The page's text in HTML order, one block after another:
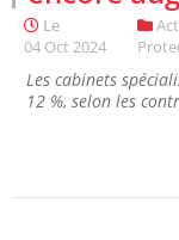
Le
04 Oct 2024
Les cabinets
12 %, selon les